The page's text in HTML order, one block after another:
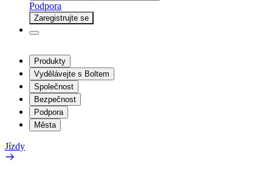
Podpora
Zaregistrujte se
Produkty
Vydělávejte s Boltem
Společnost
Bezpečnost
Podpora
Města
Jízdy